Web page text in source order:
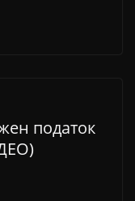
податок